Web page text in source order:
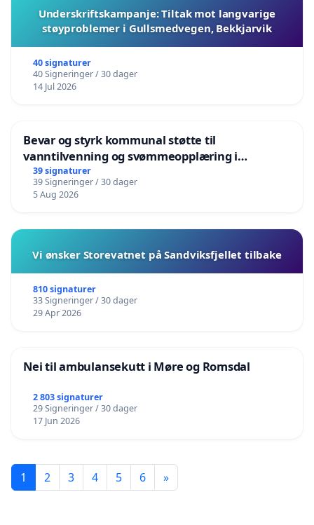
Underskriftskampanje: Tiltak mot langvarige
støyproblemer i Gullsmedvegen, Bekkjarvik
40 signaturer
40 Signeringer / 30 dager
14 Jul 2026
Bevar og styrk kommunal støtte til
vanntilvenning og svømmeopplæring i
barnehagene i Haugesund
39 signaturer
39 Signeringer / 30 dager
5 Aug 2026
Vi ønsker Storevatnet på Sandviksfjellet tilbake
810 signaturer
33 Signeringer / 30 dager
29 Apr 2026
Nei til ambulansekutt i Møre og Romsdal
2 803 signaturer
29 Signeringer / 30 dager
17 Jun 2026
1 2 3 4 5 6 »